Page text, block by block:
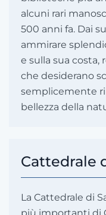
alcuni rari
500 anni fa. Dai
ammirare
e sulla sua costa,
che desiderano
semplicemente
bellezza della
Cattedrale
La Cattedrale di